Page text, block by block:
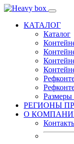
КАТАЛОГ
Каталог
Размеры
РЕГИОНЫ
О